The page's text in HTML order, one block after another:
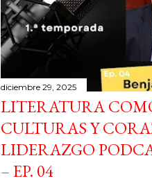
diciembre 29, 2025
LITERATURA
CULTURAS Y
LIDERAZGO
– EP. 04